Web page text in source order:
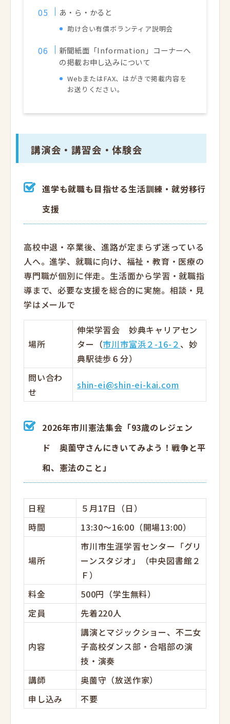
あ・ら・かると
助け合い有償ボランティア説明会
新聞紙面「Information」コーナーへ
の掲載お申し込みについて
WebまたはFAX、はがきで掲載内容を
お送りください。
講演会・講習会・体験会
進学も就職も目指せる生活訓練・就労移行
支援
高校中退・卒業後、進路が定まらず迷っている
人へ。進学、就職に向け、福祉・教育・医療の
専門職が個別に伴走。生活面から学習・就職指
導まで、必要な支援を総合的に実施。相談・見
学はメールで
場所
伸栄学習会 妙典キャリアセン
ター（市川市富浜２-16-２ 、妙
典駅徒歩６分）
問い合わ
せ
shin-ei@shin-ei-kai.com
2026年市川憲法集会「93歳のレジェン
ド 奥薗守さんにきいてみよう！戦争と平
和、憲法のこと」
日程
５月17日（日）
時間
13:30～16:00（開場13:00）
場所
市川市生涯学習センター「グリ
ーンスタジオ」（中央図書館２
Ｆ）
料金
500円（学生無料）
定員
先着220人
内容
講演とマジックショー、不二女
子高校ダンス部・合唱部の演
技・演奏
講師
奥薗守（放送作家）
申し込み
不要